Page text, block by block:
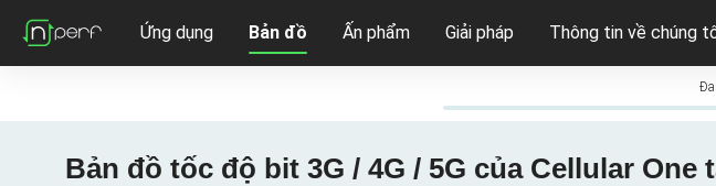
Ứng dụng Bản đồ Ấn phẩm Giải pháp Thông tin về chúng
Bản đồ tốc độ bit 3G / 4G / 5G của Cellular